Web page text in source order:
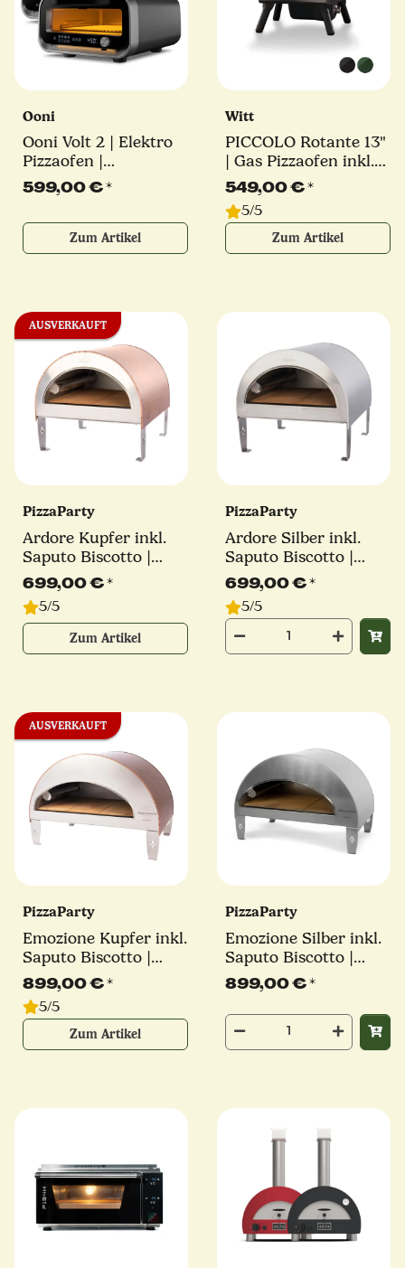
Ooni
Ooni Volt 2 | Elektro
Pizzaofen |
anthrazitgrau oder
polarweiß
599,00 €*
Zum Artikel
Witt
PICCOLO Rotante 13"
| Gas Pizzaofen inkl.
Pizzaschaufel | C-
Brenner | 5,2 kW |
verschiedene Farben
549,00 €*
5/5
Zum Artikel
AUSVERKAUFT
PizzaParty
Ardore Kupfer inkl.
Saputo Biscotto |
550°
699,00 €*
5/5
Zum Artikel
PizzaParty
Ardore Silber inkl.
Saputo Biscotto |
550°
699,00 €*
5/5
AUSVERKAUFT
PizzaParty
Emozione Kupfer inkl.
Saputo Biscotto |
550°
899,00 €*
5/5
Zum Artikel
PizzaParty
Emozione Silber inkl.
Saputo Biscotto |
550°
899,00 €*